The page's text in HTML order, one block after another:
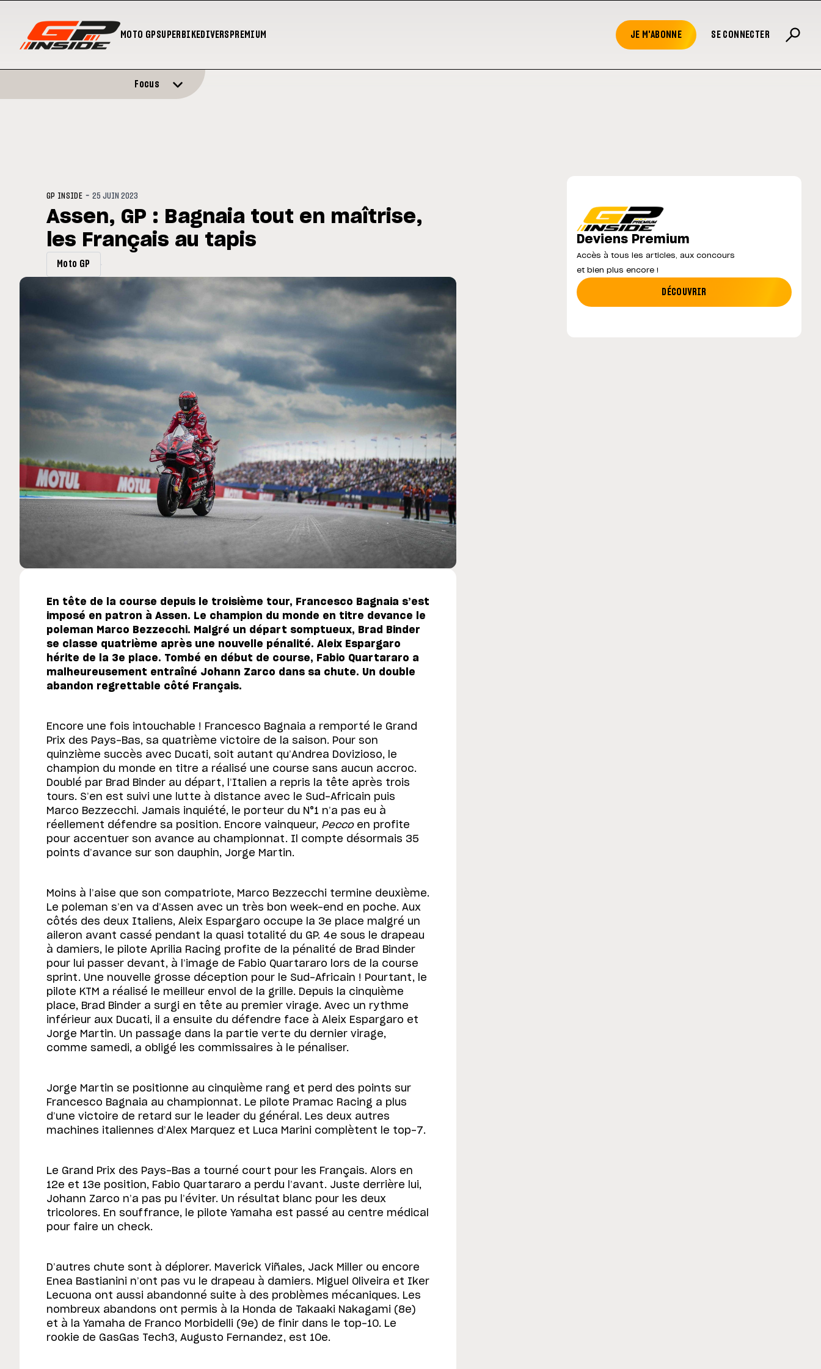
MOTO GPSUPERBIKEDIVERS PREMIUM JE M'ABONNE SE CONNECTER
club spécial dans
MOTO GP
Silverstone : Horaires et Programme du GP de
Zarco évite l'opération et vise un retour en
septembre
MotoGP : les cinq constructeurs signent un
Focus
GP INSIDE -25 JUIN 2023
Assen, GP : Bagnaia tout en maîtrise,
les Français au tapis
Moto GP
En tête de la course depuis le troisième tour, Francesco Bagnaia s’est
imposé en patron à Assen. Le champion du monde en titre devance le
poleman Marco Bezzecchi. Malgré un départ somptueux, Brad Binder
se classe quatrième après une nouvelle pénalité. Aleix Espargaro
hérite de la 3e place. Tombé en début de course, Fabio Quartararo a
malheureusement entraîné Johann Zarco dans sa chute. Un double
abandon regrettable côté Français.
Encore une fois intouchable ! Francesco Bagnaia a remporté le Grand
Prix des Pays-Bas, sa quatrième victoire de la saison. Pour son
quinzième succès avec Ducati, soit autant qu’Andrea Dovizioso, le
champion du monde en titre a réalisé une course sans aucun accroc.
Doublé par Brad Binder au départ, l’Italien a repris la tête après trois
tours. S’en est suivi une lutte à distance avec le Sud-Africain puis
Marco Bezzecchi. Jamais inquiété, le porteur du N°1 n’a pas eu à
réellement défendre sa position. Encore vainqueur, Pecco en profite
pour accentuer son avance au championnat. Il compte désormais 35
points d’avance sur son dauphin, Jorge Martin.
Moins à l’aise que son compatriote, Marco Bezzecchi termine deuxième.
Le poleman s’en va d’Assen avec un très bon week-end en poche. Aux
côtés des deux Italiens, Aleix Espargaro occupe la 3e place malgré un
aileron avant cassé pendant la quasi totalité du GP. 4e sous le drapeau
à damiers, le pilote Aprilia Racing profite de la pénalité de Brad Binder
pour lui passer devant, à l’image de Fabio Quartararo lors de la course
sprint. Une nouvelle grosse déception pour le Sud-Africain ! Pourtant, le
pilote KTM a réalisé le meilleur envol de la grille. Depuis la cinquième
place, Brad Binder a surgi en tête au premier virage. Avec un rythme
inférieur aux Ducati, il a ensuite du défendre face à Aleix Espargaro et
Jorge Martin. Un passage dans la partie verte du dernier virage,
comme samedi, a obligé les commissaires à le pénaliser.
Jorge Martin se positionne au cinquième rang et perd des points sur
Francesco Bagnaia au championnat. Le pilote Pramac Racing a plus
d’une victoire de retard sur le leader du général. Les deux autres
machines italiennes d’Alex Marquez et Luca Marini complètent le top-7.
Le Grand Prix des Pays-Bas a tourné court pour les Français. Alors en
12e et 13e position, Fabio Quartararo a perdu l’avant. Juste derrière lui,
Johann Zarco n’a pas pu l’éviter. Un résultat blanc pour les deux
tricolores. En souffrance, le pilote Yamaha est passé au centre médical
pour faire un check.
D’autres chute sont à déplorer. Maverick Viñales, Jack Miller ou encore
Enea Bastianini n’ont pas vu le drapeau à damiers. Miguel Oliveira et Iker
Lecuona ont aussi abandonné suite à des problèmes mécaniques. Les
nombreux abandons ont permis à la Honda de Takaaki Nakagami (8e)
et à la Yamaha de Franco Morbidelli (9e) de finir dans le top-10. Le
rookie de GasGas Tech3, Augusto Fernandez, est 10e.
Deviens Premium
Accès à tous les articles, aux concours
et bien plus encore !
DÉCOUVRIR